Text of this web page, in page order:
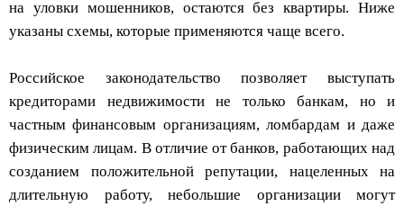
на уловки мошенников, остаются без квартиры. Ниже
указаны схемы, которые применяются чаще всего.
Российское законодательство позволяет выступать
кредиторами недвижимости не только банкам, но и
частным финансовым организациям, ломбардам и даже
физическим лицам. В отличие от банков, работающих над
созданием положительной репутации, нацеленных на
длительную работу, небольшие организации могут